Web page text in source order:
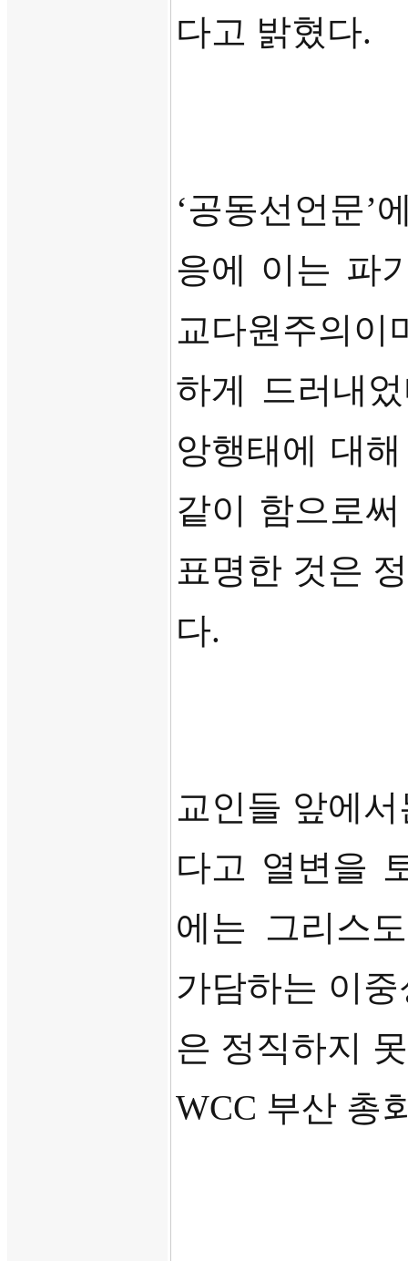
다고 밝혔다.
‘공동선언문’
응에 이는 파
교다원주의
하게 드러내
앙행태에 대
같이 함으로
표명한 것은
다.
교인들 앞에
다고 열변을
에는 그리스
가담하는 이
은 정직하지
WCC 부산 총